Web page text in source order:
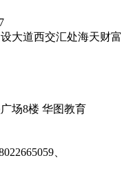
大道西交汇处海天财富
场8楼 华图教育
、